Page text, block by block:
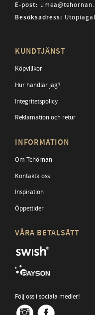
E-post:
Besöksadress:
KUNDTJÄNST
Köpvillkor
Hur handlar jag?
Integritetspolicy
Reklamation och retur
INFORMATION
Om Tehörnan
Kontakta oss
Inspiration
Öppettider
VÅRA BETALSÄTT
Följ oss i sociala medier!